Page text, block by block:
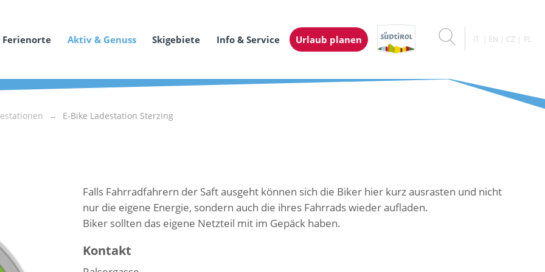
Ferienorte Aktiv & Genuss Skigebiete Info & Service Urlaub planen IT EN CZ PL
E-Bike Ladestation Sterzing
Falls Fahrradfahrern der Saft ausgeht können sich die Biker hier kurz ausrasten und nicht
nur die eigene Energie, sondern auch die ihres Fahrrads wieder aufladen.
Biker sollten das eigene Netzteil mit im Gepäck haben.
Kontakt